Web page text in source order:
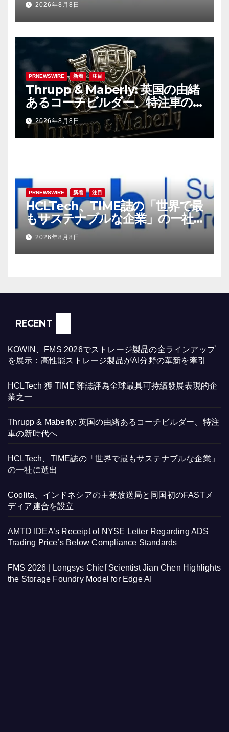
2026年8月8日
PRNEWSWIRE 新着 注目
Thrupp & Maberly: 英国の由緒
あるコーチビルダー、特注車の
新時代へ
2026年8月8日
PRNEWSWIRE 新着 注目
HCLTech、TIME誌の「世界で最
もサステナブルな企業」の一社
に選出
2026年8月8日
RECENT
KOWIN、FMS 2026でストレージ製品の全ラインアップ
を展示：高性能ストレージ製品がAI分野の革新を牽引
HCLTech 獲 TIME 雜誌評為全球最具可持續發展表現的企
業之一
Thrupp & Maberly: 英国の由緒あるコーチビルダー、特注
車の新時代へ
HCLTech、TIME誌の「世界で最もサステナブルな企業」
の一社に選出
Coolita、インドネシアの主要放送局と同国初のFASTメ
ディア連合を設立
AMTD IDEA’s Receipt of NYSE Letter Regarding ADS
Trading Price’s Below Compliance Standards
FMS 2026 | Longsys Chief Scientist Jian Chen Highlights
the Storage Foundry Model for Edge AI